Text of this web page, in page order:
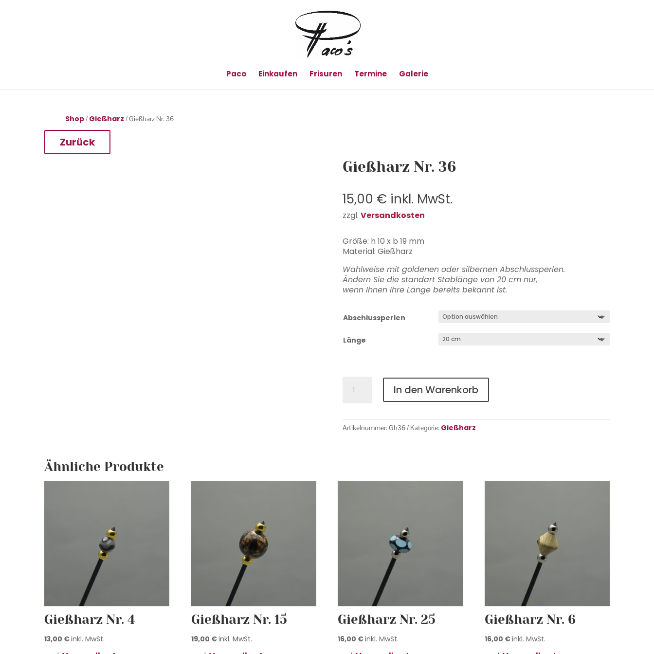
Paco Einkaufen Frisuren Termine Galerie
Shop/ Gießharz / Gießharz Nr. 36
Zurück
Gießharz Nr. 36
15,00 € inkl. MwSt.
zzgl. Versandkosten
Größe: h 10 x b 19 mm
Material: Gießharz
Wahlweise mit goldenen oder silbernen Abschlussperlen.
Ändern Sie die standart Stablänge von 20 cm nur,
wenn Ihnen Ihre Länge bereits bekannt ist.
Abschlussperlen
Länge
In den Warenkorb
Artikelnummer:Gh36 Kategorie: Gießharz
Ähnliche Produkte
Gießharz Nr. 4
13,00 €inkl. MwSt.
Gießharz Nr. 15
19,00 €inkl. MwSt.
Gießharz Nr. 25
16,00 €inkl. MwSt.
Gießharz Nr. 6
16,00 €inkl. MwSt.